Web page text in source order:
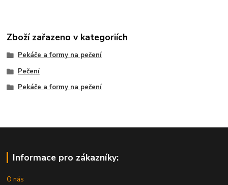
Zboží zařazeno v kategoriích
Pekáče a formy na pečení
Pečení
Pekáče a formy na pečení
Informace pro zákazníky:
O nás